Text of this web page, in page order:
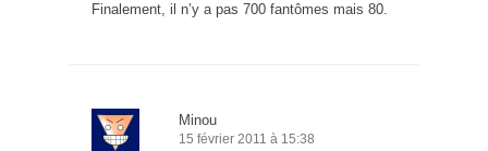
Finalement, il n’y a pas 700 fantômes mais 80.
Minou
15 février 2011 à 15:38